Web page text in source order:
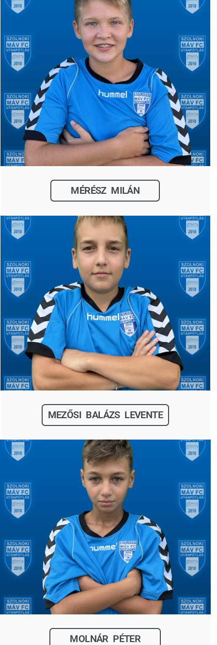
MÉRÉSZ MILÁN
MEZŐSI BALÁZS LEVENTE
MOLNÁR PÉTER